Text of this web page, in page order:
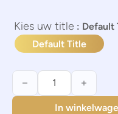
title : Default
Default Title
Uitgebreide Selectie |
In